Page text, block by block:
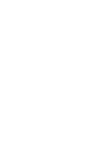
自動跳轉到大哥付的交易
截止日，確認付款後即完
易確認頁面所載為準。
未通過，訂單將自動取
付你分期系統評分，恕無
付方式。 讓您購物簡單